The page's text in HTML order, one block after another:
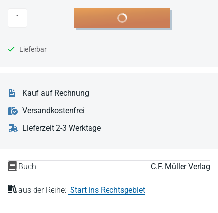
Buch C.F. Müller Verlag
aus der Reihe: Start ins Rechtsgebiet
Anzahl In den Warenkorb
Lieferbar
Kauf auf Rechnung
Versandkostenfrei
Lieferzeit 2-3 Werktage